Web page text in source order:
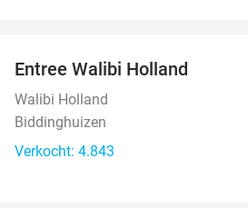
Entree Walibi Holland
Walibi Holland
Biddinghuizen
Verkocht: 4.843